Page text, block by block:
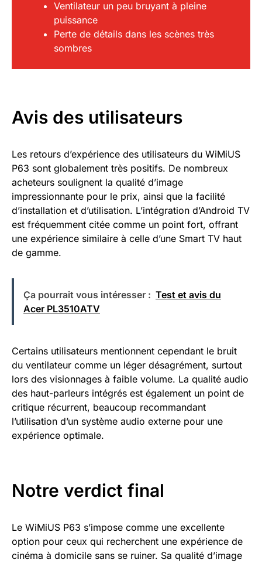
Ventilateur un peu bruyant à pleine
puissance
Perte de détails dans les scènes très
sombres
Avis des utilisateurs
Les retours d’expérience des utilisateurs du WiMiUS
P63 sont globalement très positifs. De nombreux
acheteurs soulignent la qualité d’image
impressionnante pour le prix, ainsi que la facilité
d’installation et d’utilisation. L’intégration d’Android TV
est fréquemment citée comme un point fort, offrant
une expérience similaire à celle d’une Smart TV haut
de gamme.
Ça pourrait vous intéresser : Test et avis du
Acer PL3510ATV
Certains utilisateurs mentionnent cependant le bruit
du ventilateur comme un léger désagrément, surtout
lors des visionnages à faible volume. La qualité audio
des haut-parleurs intégrés est également un point de
critique récurrent, beaucoup recommandant
l’utilisation d’un système audio externe pour une
expérience optimale.
Notre verdict final
Le WiMiUS P63 s’impose comme une excellente
option pour ceux qui recherchent une expérience de
cinéma à domicile sans se ruiner. Sa qualité d’image